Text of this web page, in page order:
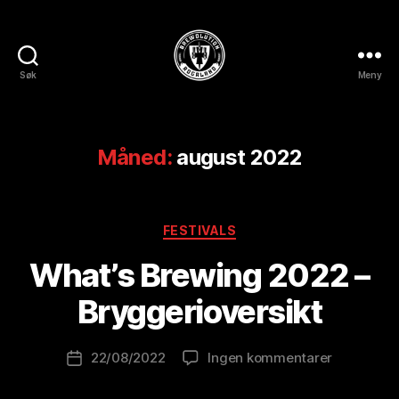
Søk Meny
Måned: august 2022
Kategorier
FESTIVALS
What’s Brewing 2022 –
Bryggerioversikt
Innleggsforfatter
v
r
w
l
Publiseringsdato
22/08/2022 Ingen kommentarertil